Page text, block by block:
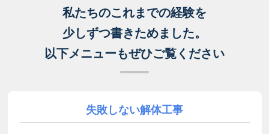
私たちのこれまでの経験を
少しずつ書きためました。
以下メニューもぜひご覧ください
失敗しない解体工事